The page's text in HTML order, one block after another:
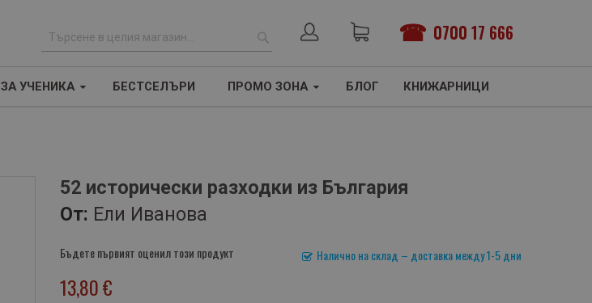
0700 17 666
р
ТЪРСЕНЕ
ЗА УЧЕНИКА БЕСТСЕЛЪРИ ПРОМО ЗОНА БЛОГ КНИЖАРНИЦИ
52 исторически разходки из България
От: Ели Иванова
Налично на склад – доставка между 1-5 дни
Бъдете първият оценил този продукт
13,80 €